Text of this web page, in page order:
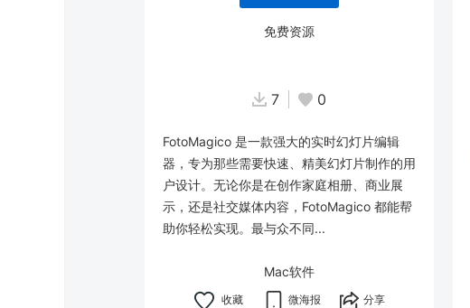
免费资源
7 0
FotoMagico 是一款强大的实时幻灯片编辑
器，专为那些需要快速、精美幻灯片制作的用
户设计。无论你是在创作家庭相册、商业展
示，还是社交媒体内容，FotoMagico 都能帮
助你轻松实现。最与众不同...
Mac软件
微海报 分享